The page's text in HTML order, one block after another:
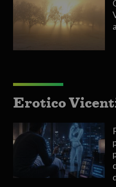
Erotico